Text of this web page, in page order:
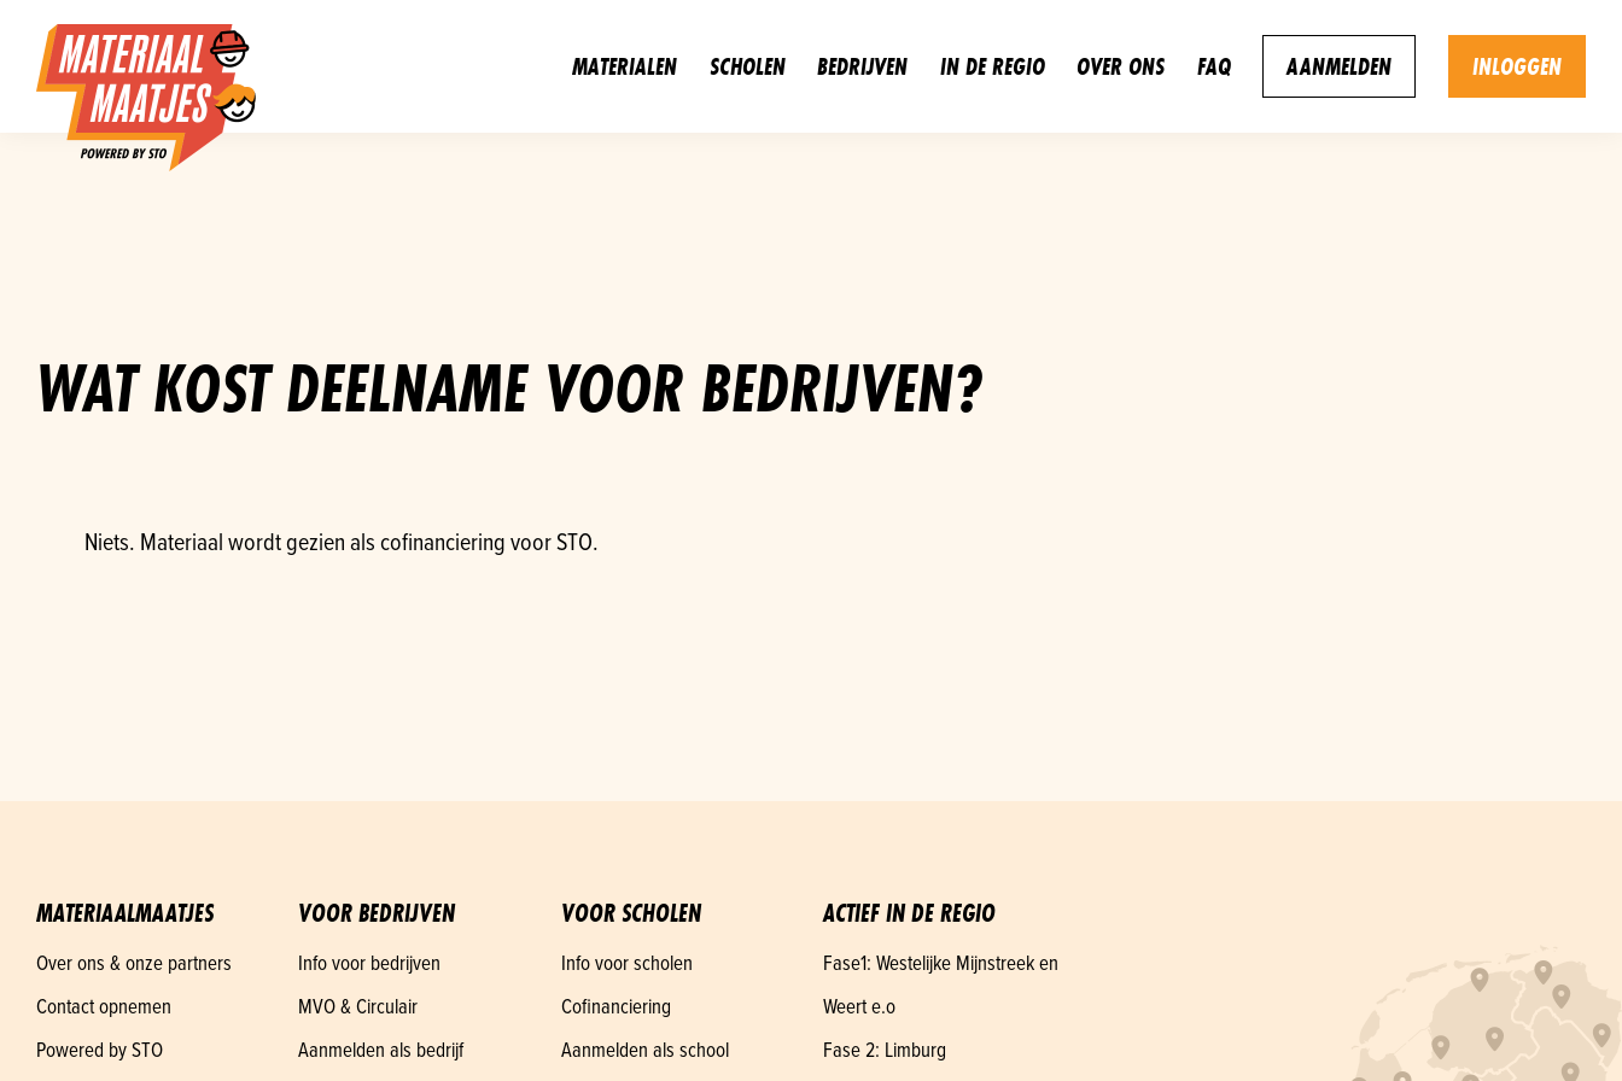
MATERIALEN SCHOLEN BEDRIJVEN IN DE REGIO OVER ONS FAQ AANMELDEN INLOGGEN
WAT KOST DEELNAME VOOR BEDRIJVEN?
Niets. Materiaal wordt gezien als cofinanciering voor STO.
MATERIAALMAATJES
Over ons & onze partners
Contact opnemen
Powered by STO
VOOR BEDRIJVEN
Info voor bedrijven
MVO & Circulair
Aanmelden als bedrijf
VOOR SCHOLEN
Info voor scholen
Cofinanciering
Aanmelden als school
ACTIEF IN DE REGIO
Fase1: Westelijke Mijnstreek en
Weert e.o
Fase 2: Limburg